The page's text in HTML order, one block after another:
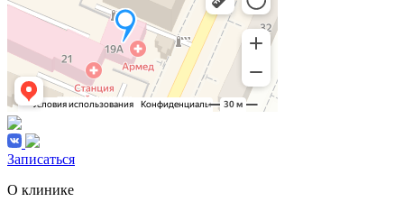
Записаться
О клинике